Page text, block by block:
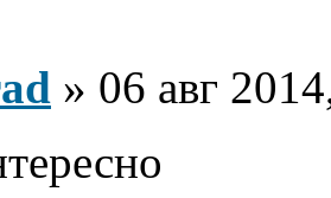
» 06 авг